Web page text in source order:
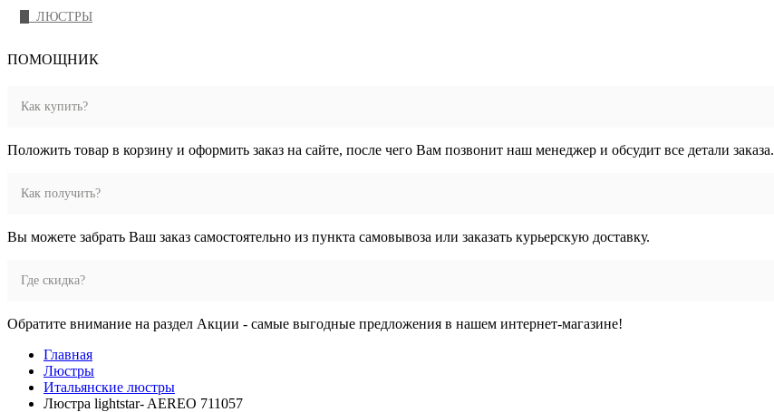
ЛЮСТРЫ
ПОМОЩНИК
Как купить?
Положить товар в корзину и оформить заказ на сайте, после чего Вам позвонит наш менеджер и обсудит все детали заказа.
Как получить?
Вы можете забрать Ваш заказ самостоятельно из пункта самовывоза или заказать курьерскую доставку.
Где скидка?
Обратите внимание на раздел Акции - самые выгодные предложения в нашем интернет-магазине!
Главная
Люстры
Итальянские люстры
Люстра lightstar- AEREO 711057